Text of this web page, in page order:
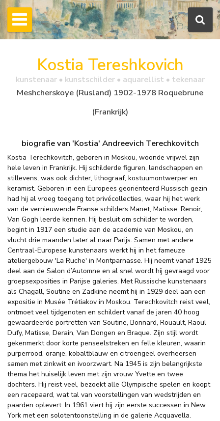
Kostia Tereshkovich
kunstenaar • kunstschilder • aquarellist • tekenaar
Meshcherskoye (Rusland) 1902-1978 Roquebrune
(Frankrijk)
biografie van 'Kostia' Andreevich Terechkovitch
Kostia Terechkovitch, geboren in Moskou, woonde vrijwel zijn
hele leven in Frankrijk. Hij schilderde figuren, landschappen en
stillevens, was ook dichter, lithograaf, kostuumontwerper en
keramist. Geboren in een Europees georiënteerd Russisch gezin
had hij al vroeg toegang tot privécollecties, waar hij het werk
van de vernieuwende Franse schilders Manet, Matisse, Renoir,
Van Gogh leerde kennen. Hij besluit om schilder te worden,
begint in 1917 een studie aan de academie van Moskou, en
vlucht drie maanden later al naar Parijs. Samen met andere
Centraal-Europese kunstenaars werkt hij in het fameuze
ateliergebouw 'La Ruche' in Montparnasse. Hij neemt vanaf 1925
deel aan de Salon d’Automne en al snel wordt hij gevraagd voor
groepsexposities in Parijse galeries. Met Russische kunstenaars
als Chagall, Soutine en Zadkine neemt hij in 1929 deel aan een
expositie in Musée Trétiakov in Moskou. Terechkovitch reist veel,
ontmoet veel tijdgenoten en schildert vanaf de jaren 40 hoog
gewaardeerde portretten van Soutine, Bonnard, Rouault, Raoul
Dufy, Matisse, Derain, Van Dongen en Braque. Zijn stijl wordt
gekenmerkt door korte penseelstreken en felle kleuren, waarin
purperrood, oranje, kobaltblauw en citroengeel overheersen
samen met zinkwit en ivoorzwart. Na 1945 is zijn belangrijkste
thema het huiselijk leven met zijn vrouw Yvette en twee
dochters. Hij reist veel, bezoekt alle Olympische spelen en koopt
een racepaard, wat tal van voorstellingen van wedstrijden en
paarden oplevert. In 1961 viert hij zijn eerste successen in New
York met een solotentoonstelling in de galerie Acquavella.